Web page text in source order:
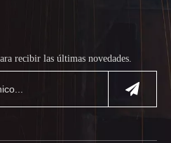
recibir las últimas novedades.